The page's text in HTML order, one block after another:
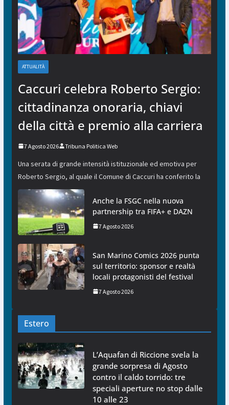
ATTUALITÀ
Caccuri celebra Roberto Sergio:
cittadinanza onoraria, chiavi
della città e premio alla carriera
7 Agosto 2026 Tribuna Politica Web
Una serata di grande intensità istituzionale ed emotiva per
Roberto Sergio, al quale il Comune di Caccuri ha conferito la
Anche la FSGC nella nuova
partnership tra FIFA+ e DAZN
7 Agosto 2026
San Marino Comics 2026 punta
sul territorio: sponsor e realtà
locali protagonisti del festival
7 Agosto 2026
Estero
L’Aquafan di Riccione svela la
grande sorpresa di Agosto
contro il caldo torrido: tre
speciali aperture no stop dalle
10 alle 23